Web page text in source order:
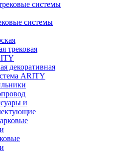
системы
декоративная
ARITY
и